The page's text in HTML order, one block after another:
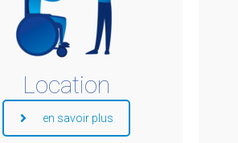
Location
en savoir plus